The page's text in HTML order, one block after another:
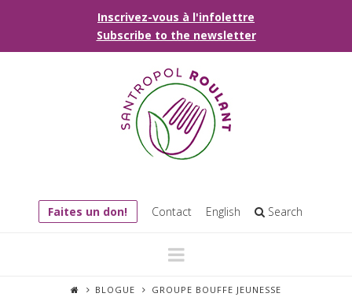
Inscrivez-vous à l'infolettre
Subscribe to the newsletter
Faites un don! Contact English Search
Navigation
BLOGUE GROUPE BOUFFE JEUNESSE